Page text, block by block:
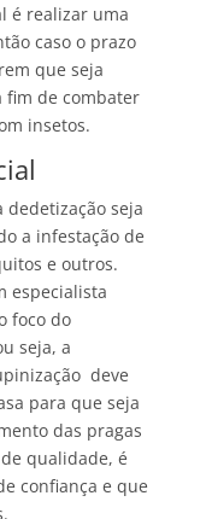
é realizar uma
caso o prazo
que seja
fim de combater
insetos.
dedetização seja
a infestação de
e outros.
especialista
foco do
seja, a
deve
para que seja
das pragas
qualidade, é
confiança e que